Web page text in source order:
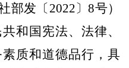
部发〔 2022〕8号）
和国宪法、法律、
质和道德品行，具